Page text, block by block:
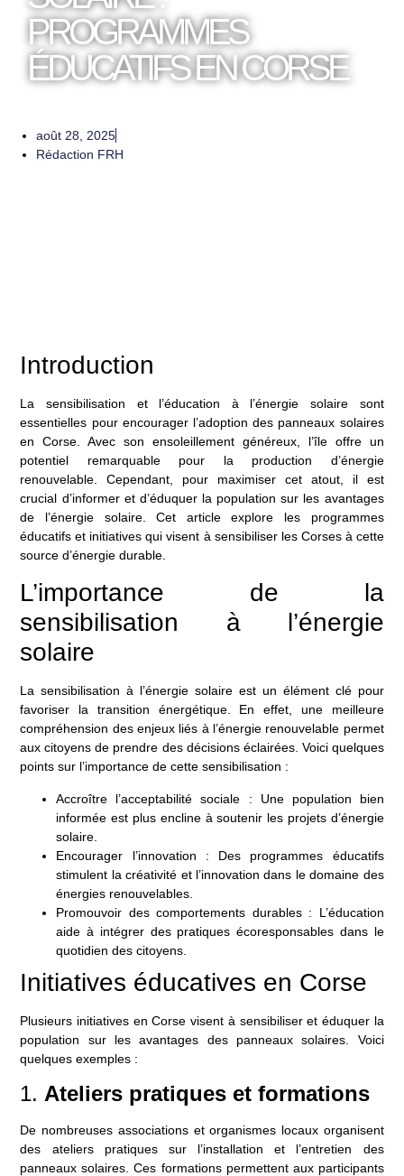
PROGRAMMES
ÉDUCATIFS EN CORSE
août 28, 2025
Rédaction FRH
Introduction
La sensibilisation et l’éducation à l’énergie solaire sont
essentielles pour encourager l’adoption des panneaux solaires
en Corse. Avec son ensoleillement généreux, l’île offre un
potentiel remarquable pour la production d’énergie
renouvelable. Cependant, pour maximiser cet atout, il est
crucial d’informer et d’éduquer la population sur les avantages
de l’énergie solaire. Cet article explore les programmes
éducatifs et initiatives qui visent à sensibiliser les Corses à cette
source d’énergie durable.
L’importance de la
sensibilisation à l’énergie
solaire
La sensibilisation à l’énergie solaire est un élément clé pour
favoriser la transition énergétique. En effet, une meilleure
compréhension des enjeux liés à l’énergie renouvelable permet
aux citoyens de prendre des décisions éclairées. Voici quelques
points sur l’importance de cette sensibilisation :
Accroître l’acceptabilité sociale : Une population bien
informée est plus encline à soutenir les projets d’énergie
solaire.
Encourager l’innovation : Des programmes éducatifs
stimulent la créativité et l’innovation dans le domaine des
énergies renouvelables.
Promouvoir des comportements durables: L’éducation
aide à intégrer des pratiques écoresponsables dans le
quotidien des citoyens.
Initiatives éducatives en Corse
Plusieurs initiatives en Corse visent à sensibiliser et éduquer la
population sur les avantages des panneaux solaires. Voici
quelques exemples :
1. Ateliers pratiques et formations
De nombreuses associations et organismes locaux organisent
des ateliers pratiques sur l’installation et l’entretien des
panneaux solaires. Ces formations permettent aux participants